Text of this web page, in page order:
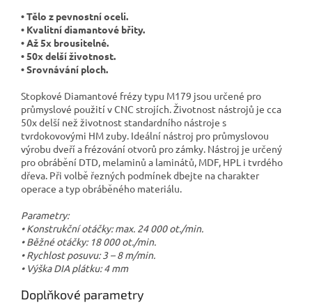
• Tělo z pevnostní oceli.
• Kvalitní diamantové břity.
• Až 5x brousitelné.
• 50x delší životnost.
• Srovnávání ploch.
Stopkové Diamantové frézy typu M179 jsou určené pro
průmyslové použití v CNC strojích. Životnost nástrojů je cca
50x delší než životnost standardního nástroje s
tvrdokovovými HM zuby. Ideální nástroj pro průmyslovou
výrobu dveří a frézování otvorů pro zámky. Nástroj je určený
pro obrábění DTD, melaminů a laminátů, MDF, HPL i tvrdého
dřeva. Při volbě řezných podmínek dbejte na charakter
operace a typ obráběného materiálu.
Parametry:
• Konstrukční otáčky: max. 24 000 ot./min.
• Běžné otáčky: 18 000 ot./min.
• Rychlost posuvu: 3 – 8 m/min.
• Výška DIA plátku: 4 mm
Doplňkové parametry